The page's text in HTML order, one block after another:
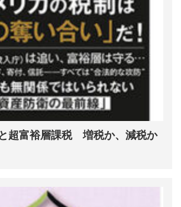
超富裕層課税 増税か、減税か